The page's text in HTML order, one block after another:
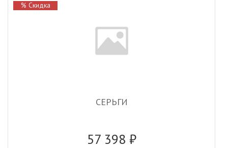
% Скидка
СЕРЬГИ
57 398 ₽